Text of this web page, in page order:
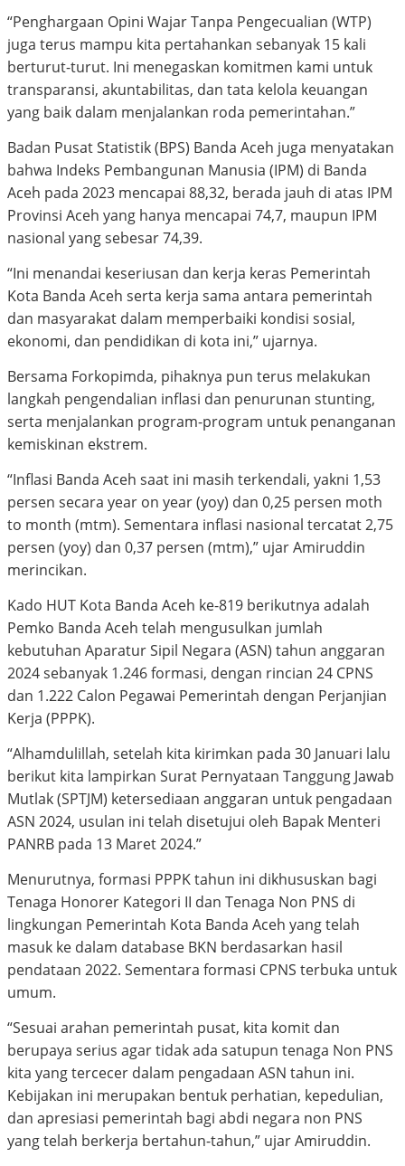
“Penghargaan Opini Wajar Tanpa Pengecualian (WTP)
juga terus mampu kita pertahankan sebanyak 15 kali
berturut-turut. Ini menegaskan komitmen kami untuk
transparansi, akuntabilitas, dan tata kelola keuangan
yang baik dalam menjalankan roda pemerintahan.”
Badan Pusat Statistik (BPS) Banda Aceh juga menyatakan
bahwa Indeks Pembangunan Manusia (IPM) di Banda
Aceh pada 2023 mencapai 88,32, berada jauh di atas IPM
Provinsi Aceh yang hanya mencapai 74,7, maupun IPM
nasional yang sebesar 74,39.
“Ini menandai keseriusan dan kerja keras Pemerintah
Kota Banda Aceh serta kerja sama antara pemerintah
dan masyarakat dalam memperbaiki kondisi sosial,
ekonomi, dan pendidikan di kota ini,” ujarnya.
Bersama Forkopimda, pihaknya pun terus melakukan
langkah pengendalian inflasi dan penurunan stunting,
serta menjalankan program-program untuk penanganan
kemiskinan ekstrem.
“Inflasi Banda Aceh saat ini masih terkendali, yakni 1,53
persen secara year on year (yoy) dan 0,25 persen moth
to month (mtm). Sementara inflasi nasional tercatat 2,75
persen (yoy) dan 0,37 persen (mtm),” ujar Amiruddin
merincikan.
Kado HUT Kota Banda Aceh ke-819 berikutnya adalah
Pemko Banda Aceh telah mengusulkan jumlah
kebutuhan Aparatur Sipil Negara (ASN) tahun anggaran
2024 sebanyak 1.246 formasi, dengan rincian 24 CPNS
dan 1.222 Calon Pegawai Pemerintah dengan Perjanjian
Kerja (PPPK).
“Alhamdulillah, setelah kita kirimkan pada 30 Januari lalu
berikut kita lampirkan Surat Pernyataan Tanggung Jawab
Mutlak (SPTJM) ketersediaan anggaran untuk pengadaan
ASN 2024, usulan ini telah disetujui oleh Bapak Menteri
PANRB pada 13 Maret 2024.”
Menurutnya, formasi PPPK tahun ini dikhususkan bagi
Tenaga Honorer Kategori II dan Tenaga Non PNS di
lingkungan Pemerintah Kota Banda Aceh yang telah
masuk ke dalam database BKN berdasarkan hasil
pendataan 2022. Sementara formasi CPNS terbuka untuk
umum.
“Sesuai arahan pemerintah pusat, kita komit dan
berupaya serius agar tidak ada satupun tenaga Non PNS
kita yang tercecer dalam pengadaan ASN tahun ini.
Kebijakan ini merupakan bentuk perhatian, kepedulian,
dan apresiasi pemerintah bagi abdi negara non PNS
yang telah berkerja bertahun-tahun,” ujar Amiruddin.